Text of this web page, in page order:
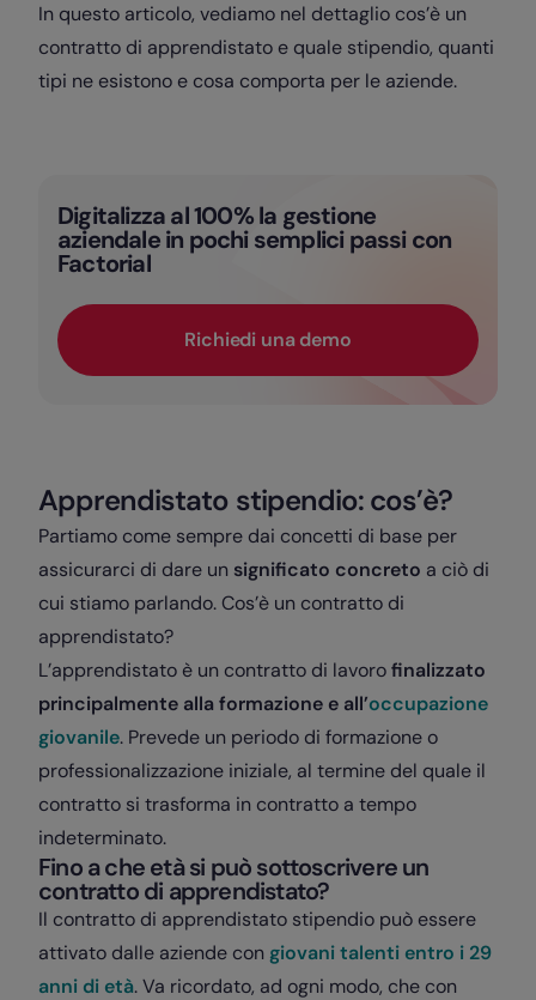
In questo articolo, vediamo nel dettaglio cos’è un
contratto di apprendistato e quale stipendio, quanti
tipi ne esistono e cosa comporta per le aziende.
Digitalizza al 100% la gestione
aziendale in pochi semplici passi con
Factorial
Richiedi una demo
Apprendistato stipendio: cos’è?
Partiamo come sempre dai concetti di base per
assicurarci di dare un significato concreto a ciò di
cui stiamo parlando. Cos’è un contratto di
apprendistato?
L’apprendistato è un contratto di lavorofinalizzato
principalmente alla formazione e all’occupazione
giovanile. Prevede un periodo di formazione o
professionalizzazione iniziale, al termine del quale il
contratto si trasforma in contratto a tempo
indeterminato.
Fino a che età si può sottoscrivere un
contratto di apprendistato?
Il contratto di apprendistato stipendio può essere
attivato dalle aziende con giovani talenti entro i 29
anni di età. Va ricordato, ad ogni modo, che con